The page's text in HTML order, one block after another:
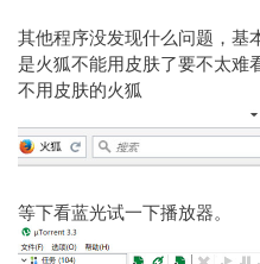
其他程序没发现什么问题，基
是火狐不能用皮肤了要不太难
不用皮肤的火狐
等下看蓝光试一下播放器。